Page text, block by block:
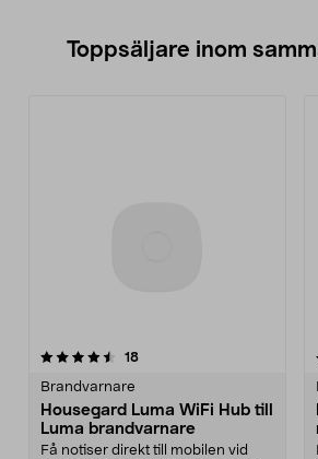
Toppsäljare inom
18recensioner
Brandvarnare
Housegard Luma WiFi Hub till
Luma brandvarnare
Få notiser direkt till mobilen vid
4.0 av 5 stjärnor